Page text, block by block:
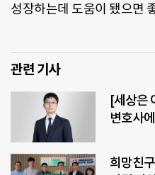
성장하는데 도움이 됐으면
관련 기사
[세상은
변호사
희망친